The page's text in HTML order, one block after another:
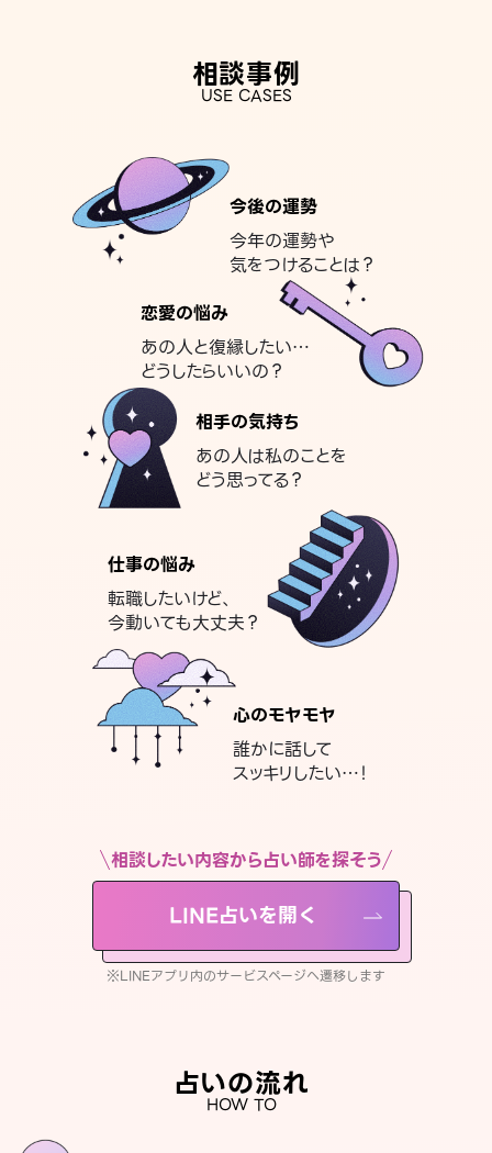
相談事例
USE CASES
今後の運勢
今年の運勢や
気をつけることは？
恋愛の悩み
あの人と復縁したい…
どうしたらいいの？
相手の気持ち
あの人は私のことを
どう思ってる？
仕事の悩み
転職したいけど、
今動いても大丈夫？
心のモヤモヤ
誰かに話して
スッキリしたい…！
相談したい内容から占い師を探そう
LINE占いを開く
※LINEアプリ内のサービスページへ遷移します
占いの流れ
HOW TO